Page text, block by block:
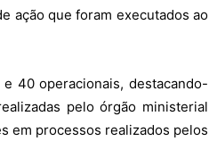
ação que foram executados ao
40 operacionais, destacando-
pelo órgão ministerial
em processos realizados pelos